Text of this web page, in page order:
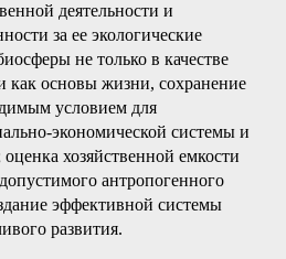
деятельности и
за ее экологические
не только в качестве
как основы жизни, сохранение
условием для
экономической системы и
хозяйственной емкости
антропогенного
эффективной системы
развития.